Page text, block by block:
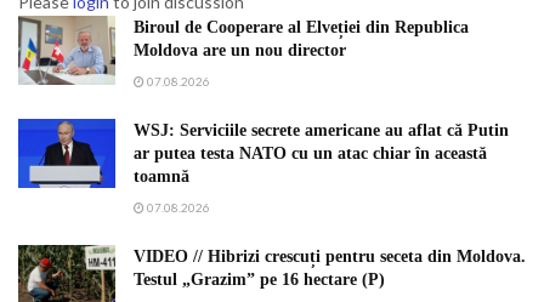
Biroul de Cooperare al Elveției din Republica
Moldova are un nou director
07.08.2026
WSJ: Serviciile secrete americane au aflat că Putin
ar putea testa NATO cu un atac chiar în această
toamnă
07.08.2026
VIDEO // Hibrizi crescuți pentru seceta din Moldova.
Testul „Grazim” pe 16 hectare (P)